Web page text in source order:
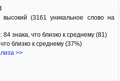
(3161 уникальное слово на
знака, что близко к среднему (81)
близко к среднему (37%)
>>